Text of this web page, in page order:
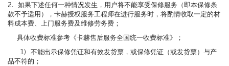
2. 如果下述任何一种情况发生，用户将不能享受保修服务（即本保修条
款不予适用），卡赫授权服务工程师在进行服务时，将酌情收取一定的材
料成本费、上门服务费及维修劳务费；
具体收费标准参考《卡赫售后服务全国统一收费标准》；
1) 不能出示保修凭证和有效发货票，或保修凭证（或发货票）与产
品不符的；